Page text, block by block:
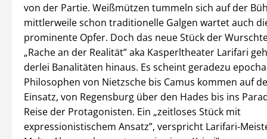
von der Partie. Weißmützen tummeln sich auf der
mittlerweile schon traditionelle Galgen wartet auch
prominente Opfer. Doch das neue Stück der
„Rache an der Realität” aka Kasperltheater Larifari
derlei Banalitäten hinaus. Es scheint geradezu
Philosophen von Nietzsche bis Camus kommen auf
Einsatz, von Regensburg über den Hades bis ins
Reise der Protagonisten. Ein „zeitloses Stück mit
expressionistischem Ansatz”, verspricht Larifari-